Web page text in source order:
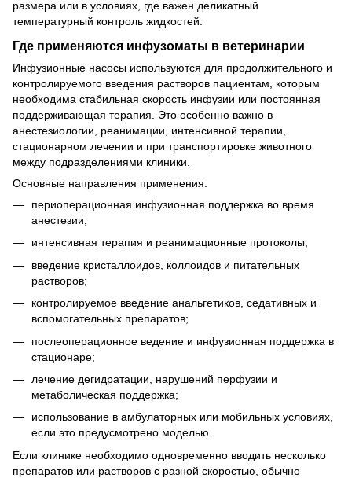
размера или в условиях, где важен деликатный
температурный контроль жидкостей.
Где применяются инфузоматы в ветеринарии
Инфузионные насосы используются для продолжительного и
контролируемого введения растворов пациентам, которым
необходима стабильная скорость инфузии или постоянная
поддерживающая терапия. Это особенно важно в
анестезиологии, реанимации, интенсивной терапии,
стационарном лечении и при транспортировке животного
между подразделениями клиники.
Основные направления применения:
периоперационная инфузионная поддержка во время
анестезии;
интенсивная терапия и реанимационные протоколы;
введение кристаллоидов, коллоидов и питательных
растворов;
контролируемое введение анальгетиков, седативных и
вспомогательных препаратов;
послеоперационное ведение и инфузионная поддержка в
стационаре;
лечение дегидратации, нарушений перфузии и
метаболическая поддержка;
использование в амбулаторных или мобильных условиях,
если это предусмотрено моделью.
Если клинике необходимо одновременно вводить несколько
препаратов или растворов с разной скоростью, обычно